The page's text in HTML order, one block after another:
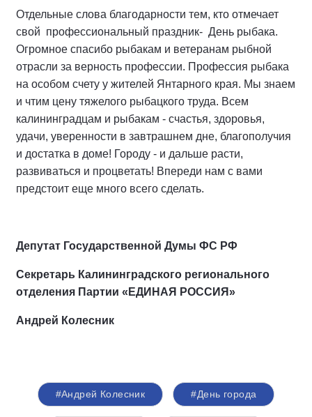
Отдельные слова благодарности тем, кто отмечает
свой профессиональный праздник- День рыбака.
Огромное спасибо рыбакам и ветеранам рыбной
отрасли за верность профессии. Профессия рыбака
на особом счету у жителей Янтарного края. Мы знаем
и чтим цену тяжелого рыбацкого труда. Всем
калининградцам и рыбакам - счастья, здоровья,
удачи, уверенности в завтрашнем дне, благополучия
и достатка в доме! Городу - и дальше расти,
развиваться и процветать! Впереди нам с вами
предстоит еще много всего сделать.
Депутат Государственной Думы ФС РФ
Секретарь Калининградского регионального
отделения Партии «ЕДИНАЯ РОССИЯ»
Андрей Колесник
#Андрей Колесник #День города